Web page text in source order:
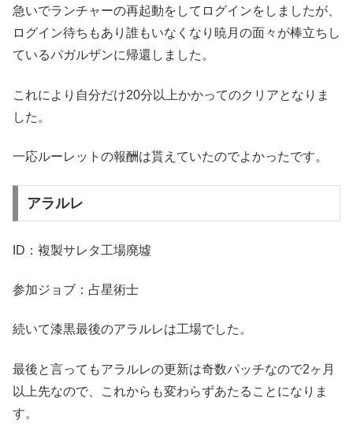
急いでランチャーの再起動をしてログインをしましたが、
ログイン待ちもあり誰もいなくなり暁月の面々が棒立ちし
ているパガルザンに帰還しました。
これにより自分だけ20分以上かかってのクリアとなりま
した。
一応ルーレットの報酬は貰えていたのでよかったです。
アラルレ
ID：複製サレタ工場廃墟
参加ジョブ：占星術士
続いて漆黒最後のアラルレは工場でした。
最後と言ってもアラルレの更新は奇数パッチなので2ヶ月
以上先なので、これからも変わらずあたることになりま
す。